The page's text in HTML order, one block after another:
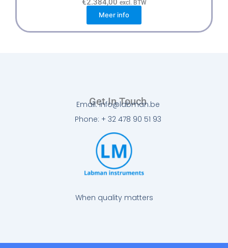
€2.384,00 excl. BTW
Meer info
When quality matters
Get In Touch
Email: info@labman.be
Phone: + 32 478 90 51 93